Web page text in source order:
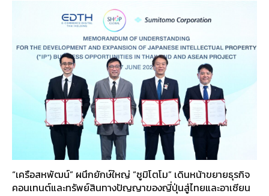
“เครือสหพัฒน์” ผนึกยักษ์ใหญ่ “ซูมิโตโม” เดินหน้าขยายธุรกิจ
คอนเทนต์และทรัพย์สินทางปัญญาของญี่ปุ่นสู่ไทยและอาเซียน